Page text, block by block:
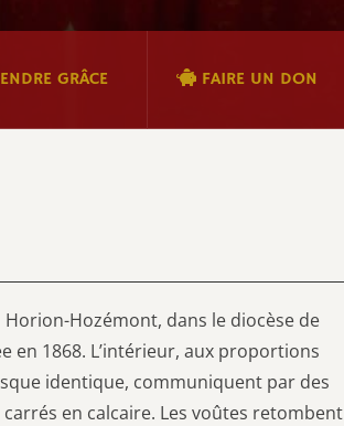
GRÂCE FAIRE UN DON
Horion-Hozémont, dans le diocèse de
en 1868. L’intérieur, aux proportions
identique, communiquent par des
en calcaire. Les voûtes retombent